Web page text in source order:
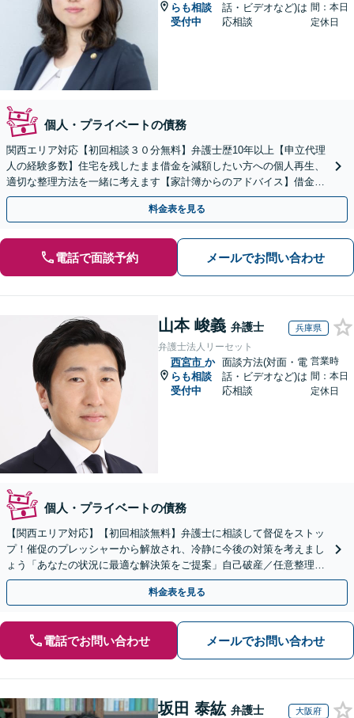
らも相談
受付中
話・ビデオなど)は
応相談
間：本日
定休日
個人・プライベートの債務
関西エリア対応【初回相談３０分無料】弁護士歴10年以上【申立代理
人の経験多数】住宅を残したまま借金を減額したい方への個人再生、
適切な整理方法を一緒に考えます【家計簿からのアドバイス】借金を
繰り返さない生活再建を目指しましょう。
料金表を見る
電話で面談予約 メールでお問い合わせ
山本 峻義 弁護士 兵庫県
弁護士法人リーセット
西宮市 か
らも相談
受付中
面談方法(対面・電
話・ビデオなど)は
応相談
営業時
間：本日
定休日
個人・プライベートの債務
【関西エリア対応】【初回相談無料】弁護士に相談して督促をストッ
プ！催促のプレッシャーから解放され、冷静に今後の対策を考えまし
ょう「あなたの状況に最適な解決策をご提案」自己破産／任意整理／
個人再生／時効の援用／過払い金請求【休日・夜間相談可】
料金表を見る
電話でお問い合わせ メールでお問い合わせ
坂田 泰紘 弁護士 大阪府